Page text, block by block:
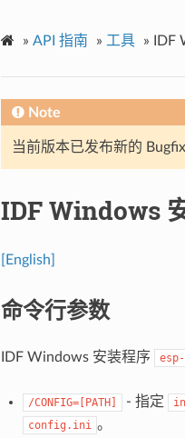
» API 指南 » 工具 » IDF
Note
当前版本已发布新的
IDF Windows
[English]
命令行参数
IDF Windows 安装程序
/CONFIG=[PATH] - 指定
config.ini 。